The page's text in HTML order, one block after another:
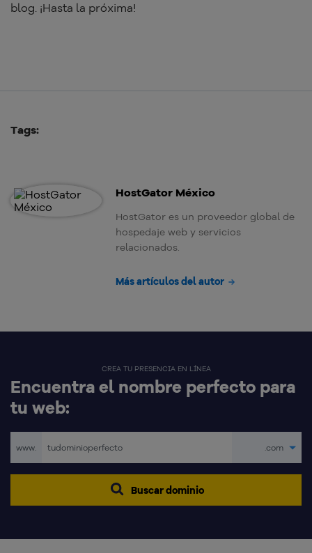
blog. ¡Hasta la próxima!
Tags:
HostGator México
HostGator es un proveedor global de
hospedaje web y servicios
relacionados.
Más artículos del autor
CREA TU PRESENCIA EN LÍNEA
Encuentra el nombre perfecto para
tu web:
www. .com
Buscar dominio